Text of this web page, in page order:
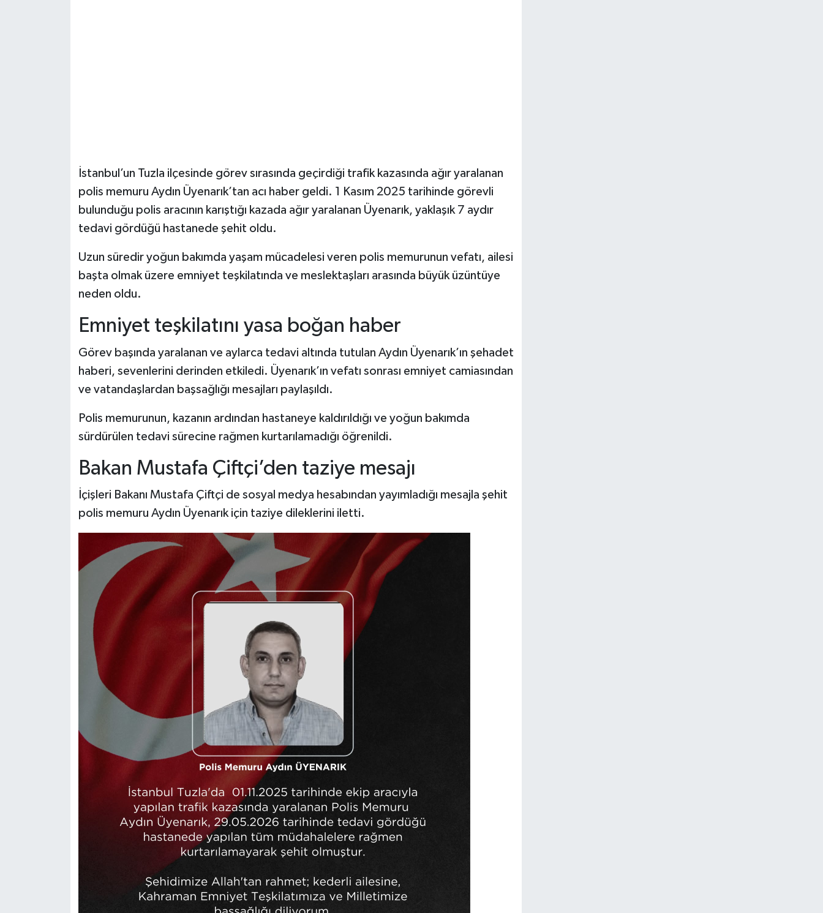
İstanbul’un Tuzla ilçesinde görev sırasında geçirdiği trafik kazasında ağır yaralanan
polis memuru Aydın Üyenarık’tan acı haber geldi. 1 Kasım 2025 tarihinde görevli
bulunduğu polis aracının karıştığı kazada ağır yaralanan Üyenarık, yaklaşık 7 aydır
tedavi gördüğü hastanede şehit oldu.
Uzun süredir yoğun bakımda yaşam mücadelesi veren polis memurunun vefatı, ailesi
başta olmak üzere emniyet teşkilatında ve meslektaşları arasında büyük üzüntüye
neden oldu.
Emniyet teşkilatını yasa boğan haber
Görev başında yaralanan ve aylarca tedavi altında tutulan Aydın Üyenarık’ın şehadet
haberi, sevenlerini derinden etkiledi. Üyenarık’ın vefatı sonrası emniyet camiasından
ve vatandaşlardan başsağlığı mesajları paylaşıldı.
Polis memurunun, kazanın ardından hastaneye kaldırıldığı ve yoğun bakımda
sürdürülen tedavi sürecine rağmen kurtarılamadığı öğrenildi.
Bakan Mustafa Çiftçi’den taziye mesajı
İçişleri Bakanı Mustafa Çiftçi de sosyal medya hesabından yayımladığı mesajla şehit
polis memuru Aydın Üyenarık için taziye dileklerini iletti.
Ulusal Haberler
Teknoloji Haberleri
Dünya Haberleri